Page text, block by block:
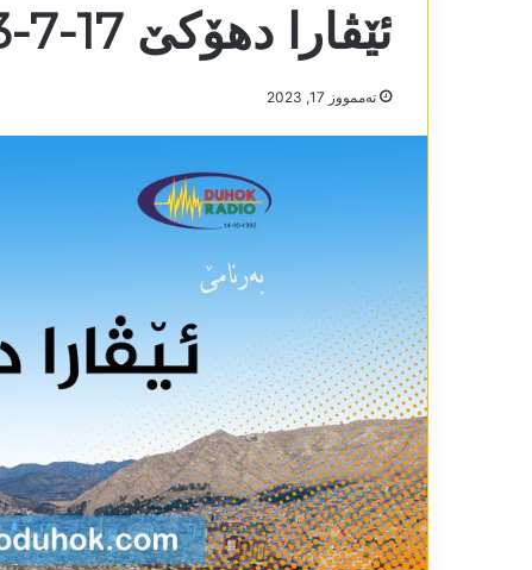
ئێڤارا دھۆکێ 17-7-2023
تەممووز 17, 2023